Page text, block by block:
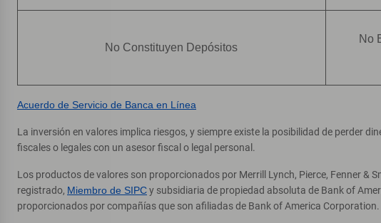
No Constituyen Depósitos
No
Acuerdo de Servicio de Banca en Línea
La inversión en valores implica riesgos, y siempre existe la posibilidad de perder
fiscales o legales con un asesor fiscal o legal personal.
Los productos de valores son proporcionados por Merrill Lynch, Pierce, Fenner &
registrado, Miembro de SIPCy subsidiaria de propiedad absoluta de Bank of
proporcionados por compañías que son afiliadas de Bank of America Corporation.